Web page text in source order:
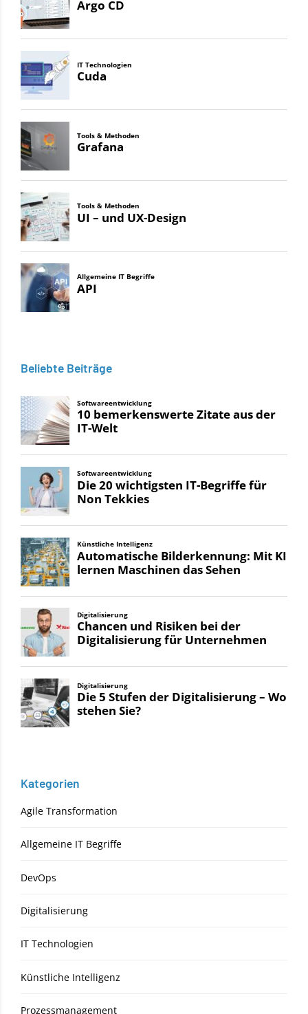
Beliebte Beiträge
Kategorien
Agile Transformation
Allgemeine IT Begriffe
DevOps
Digitalisierung
IT Technologien
Künstliche Intelligenz
Prozessmanagement